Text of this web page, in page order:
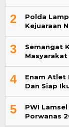
2
Polda
Kejuaraan
3
Semangat
4
Enam Atlet
Dan Siap
5
PWI
Porwanas